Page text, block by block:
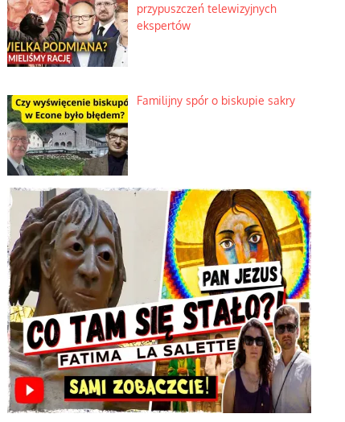
przypuszczeń telewizyjnych
ekspertów
Familijny spór o biskupie sakry